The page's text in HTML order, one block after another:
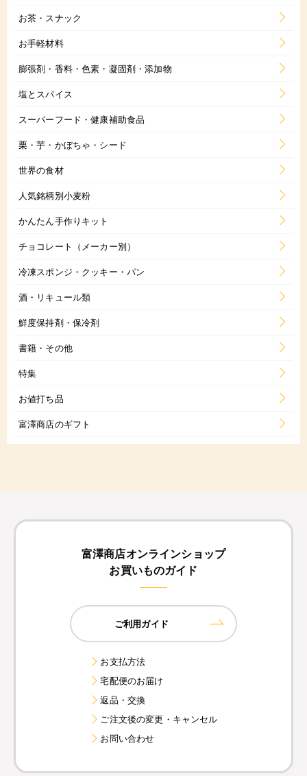
お茶・スナック
お手軽材料
膨張剤・香料・色素・凝固剤・添加物
塩とスパイス
スーパーフード・健康補助食品
栗・芋・かぼちゃ・シード
世界の食材
人気銘柄別小麦粉
かんたん手作りキット
チョコレート（メーカー別）
冷凍スポンジ・クッキー・パン
酒・リキュール類
鮮度保持剤・保冷剤
書籍・その他
特集
お値打ち品
富澤商店のギフト
富澤商店オンラインショップ
お買いものガイド
ご利用ガイド
お支払方法
宅配便のお届け
返品・交換
ご注文後の変更・キャンセル
お問い合わせ